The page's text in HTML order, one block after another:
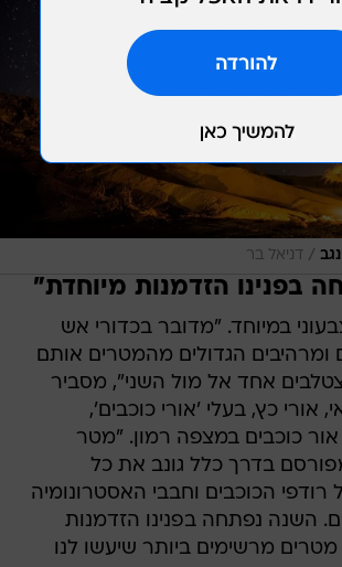
/ דניאל בר
בפנינו הזדמנות מיוחדת"
במיוחד. "מדובר בכדורי אש
ומרהיבים הגדולים מהמטרים אותם
אחד אל מול השני", מסביר
אורי כץ, בעלי 'אורי כוכבים',
כוכבים במצפה רמון. "מטר
בדרך כלל גונב את כל
הכוכבים וחבבי האסטרונומיה
השנה נפתחה בפנינו הזדמנות
מרשימים ביותר שיעשו לנו